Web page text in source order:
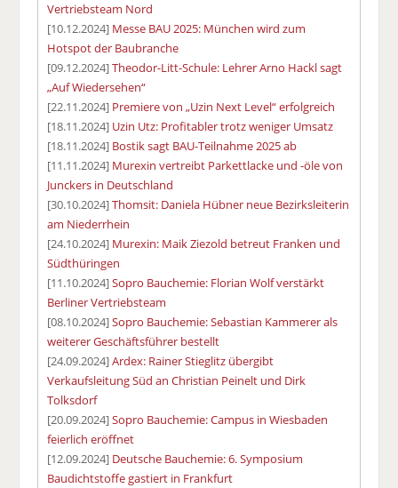
Vertriebsteam Nord
[10.12.2024] Messe BAU 2025: München wird zum
Hotspot der Baubranche
[09.12.2024]Theodor-Litt-Schule: Lehrer Arno Hackl sagt
„Auf Wiedersehen“
[22.11.2024] Premiere von „Uzin Next Level“ erfolgreich
[18.11.2024] Uzin Utz: Profitabler trotz weniger Umsatz
[18.11.2024] Bostik sagt BAU-Teilnahme 2025 ab
[11.11.2024] Murexin vertreibt Parkettlacke und -öle von
Junckers in Deutschland
[30.10.2024]Thomsit: Daniela Hübner neue Bezirksleiterin
am Niederrhein
[24.10.2024] Murexin: Maik Ziezold betreut Franken und
Südthüringen
[11.10.2024]Sopro Bauchemie: Florian Wolf verstärkt
Berliner Vertriebsteam
[08.10.2024]Sopro Bauchemie: Sebastian Kammerer als
weiterer Geschäftsführer bestellt
[24.09.2024]Ardex: Rainer Stieglitz übergibt
Verkaufsleitung Süd an Christian Peinelt und Dirk
Tolksdorf
[20.09.2024]Sopro Bauchemie: Campus in Wiesbaden
feierlich eröffnet
[12.09.2024] Deutsche Bauchemie: 6. Symposium
Baudichtstoffe gastiert in Frankfurt